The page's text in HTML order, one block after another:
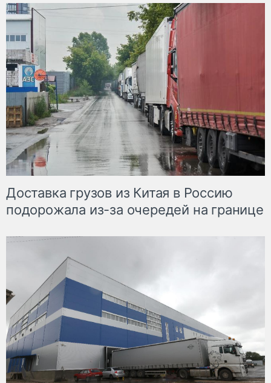
Доставка грузов из Китая в Россию
подорожала из-за очередей на границе